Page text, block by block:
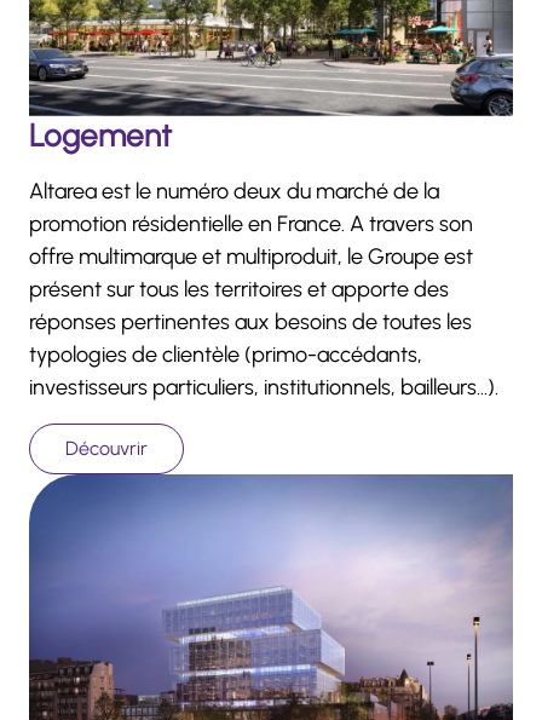
Logement
Altarea est le numéro deux du marché de la
promotion résidentielle en France. A travers son
offre multimarque et multiproduit, le Groupe est
présent sur tous les territoires et apporte des
réponses pertinentes aux besoins de toutes les
typologies de clientèle (primo-accédants,
investisseurs particuliers, institutionnels, bailleurs…).
Découvrir